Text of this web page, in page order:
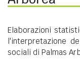
Elaborazioni
l'interpretazione
sociali di Palmas